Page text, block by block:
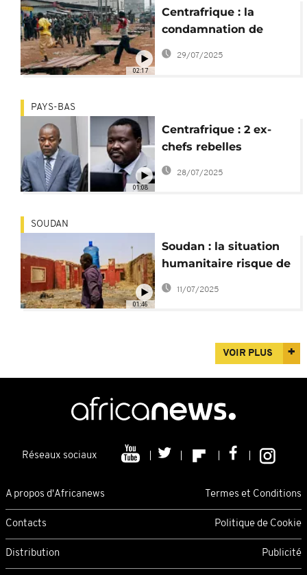
02:17
Centrafrique : la
condamnation de
Yekatom et Ngaïssona
29/07/2025
01:08
PAYS-BAS
Centrafrique : 2 ex-
chefs rebelles
condamnés pour
crimes de guerre
28/07/2025
01:46
SOUDAN
Soudan : la situation
humanitaire risque de
s'aggraver, prévient la
11/07/2025
VOIR PLUS
Réseaux sociaux
A propos d'Africanews Termes et Conditions
Contacts Politique de Cookie
Distribution Publicité